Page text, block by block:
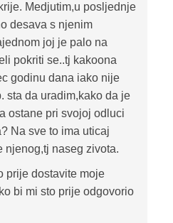
Medjutim,u posljednje
desava s njenim
joj je palo na
pokriti se..tj kakoona
godinu dana iako nije
sta da uradim,kako da je
ostane pri svojoj odluci
Na sve to ima uticaj
njenog,tj naseg zivota.
prije dostavite moje
bi mi sto prije odgovorio